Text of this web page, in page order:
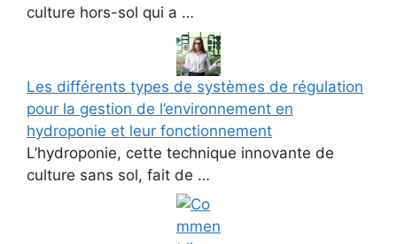
culture hors-sol qui a …
Les différents types de systèmes de régulation
pour la gestion de l’environnement en
hydroponie et leur fonctionnement
L’hydroponie, cette technique innovante de
culture sans sol, fait de …